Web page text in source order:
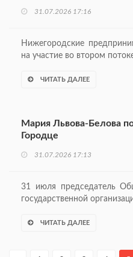
31.07.2026 17:16
Нижегородские
на участие во втором
ЧИТАТЬ ДАЛЕЕ
Мария Львова-Белова
Городце
31.07.2026 17:13
31 июля председатель
государственной
ЧИТАТЬ ДАЛЕЕ